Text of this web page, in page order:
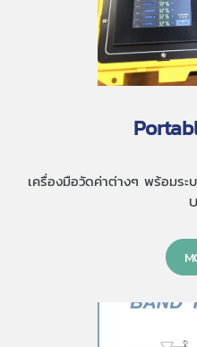
เครื่องมือวัดค่าต่างๆ พร้อมระ